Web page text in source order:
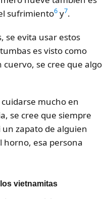
sufrimiento6 y7.
se evita usar estos
es visto como
cuervo, se cree que algo
mucho en
se cree que siempre
un zapato de alguien
horno, esa persona
vietnamitas